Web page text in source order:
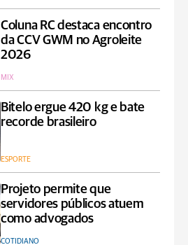
Coluna RC destaca encontro
da CCV GWM no Agroleite
2026
MIX
Bitelo ergue 420 kg e bate
recorde brasileiro
ESPORTE
Projeto permite que
servidores públicos atuem
como advogados
COTIDIANO